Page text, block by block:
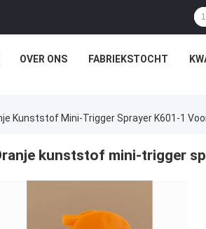
OVER ONS FABRIEKSTOCHT
Kunststof Mini-Trigger Sprayer K601-1
kunststof mini-trigger